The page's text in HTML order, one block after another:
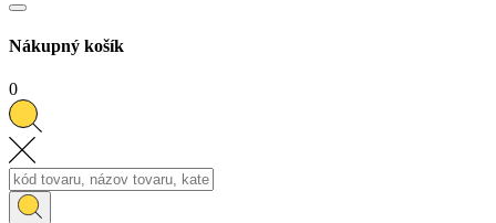
Nákupný košík
0